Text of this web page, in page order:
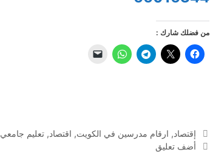
من فضلك شارك :
التصنيفات
إقتصاد, ارقام مدرسين في الكويت, اقتصاد, تعليم جامعي
أضف تعليق